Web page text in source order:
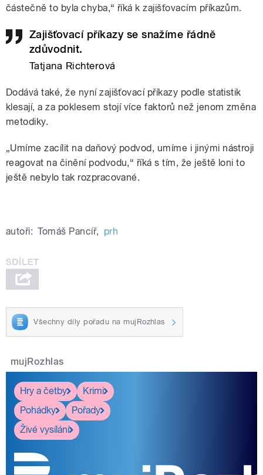
částečně to byla chyba,“ říká k zajišťovacím příkazům.
Zajišťovací příkazy se snažíme řádně
zdůvodnit.
Tatjana Richterová
Dodává také, že nyní zajišťovací příkazy podle statistik
klesají, a za poklesem stojí více faktorů než jenom změna
metodiky.
„Umíme zacílit na daňový podvod, umíme i jinými nástroji
reagovat na činění podvodu,“ říká s tím, že ještě loni to
ještě nebylo tak rozpracované.
autoři: Tomáš Pancíř, prh
Všechny díly pořadu na mujRozhlas
mujRozhlas
Hry a četby
Krimi
Pohádky
Pořady
Živé vysílání